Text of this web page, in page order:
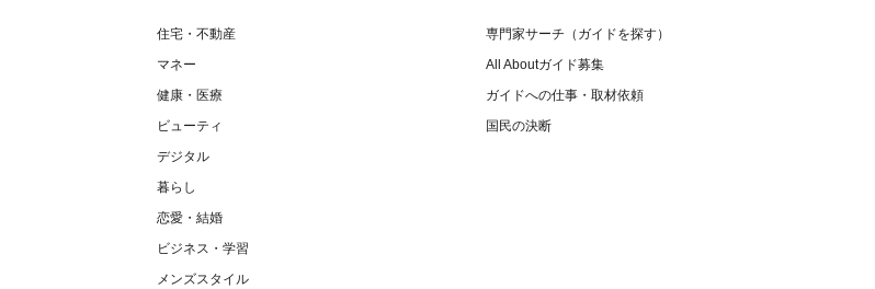
住宅・不動産
マネー
健康・医療
ビューティ
デジタル
暮らし
恋愛・結婚
ビジネス・学習
メンズスタイル
専門家サーチ（ガイドを探す）
All Aboutガイド募集
ガイドへの仕事・取材依頼
国民の決断